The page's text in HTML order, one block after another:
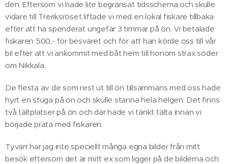
den. Eftersom vi hade lite begränsat tidsschema och skulle
vidare till Treriksröset liftade vi med en lokal fiskare tillbaka
efter att ha spenderat ungefär 3 timmar på ön. Vi betalade
fiskaren 500,- för besväret och för att han körde oss till vår
bil efter att vi ankommit med båt hem till honom strax söder
om Nikkala.
De flesta av de som rest ut till ön tillsammans med oss hade
hyrt en stuga på ön och skulle stanna hela helgen. Det finns
två tältplatser på ön och där hade vi tänkt tälta innan vi
började prata med fiskaren.
Tyvärr har jag inte speciellt många egna bilder från mitt
besök eftersom det är mitt ex som ligger på de bilderna och